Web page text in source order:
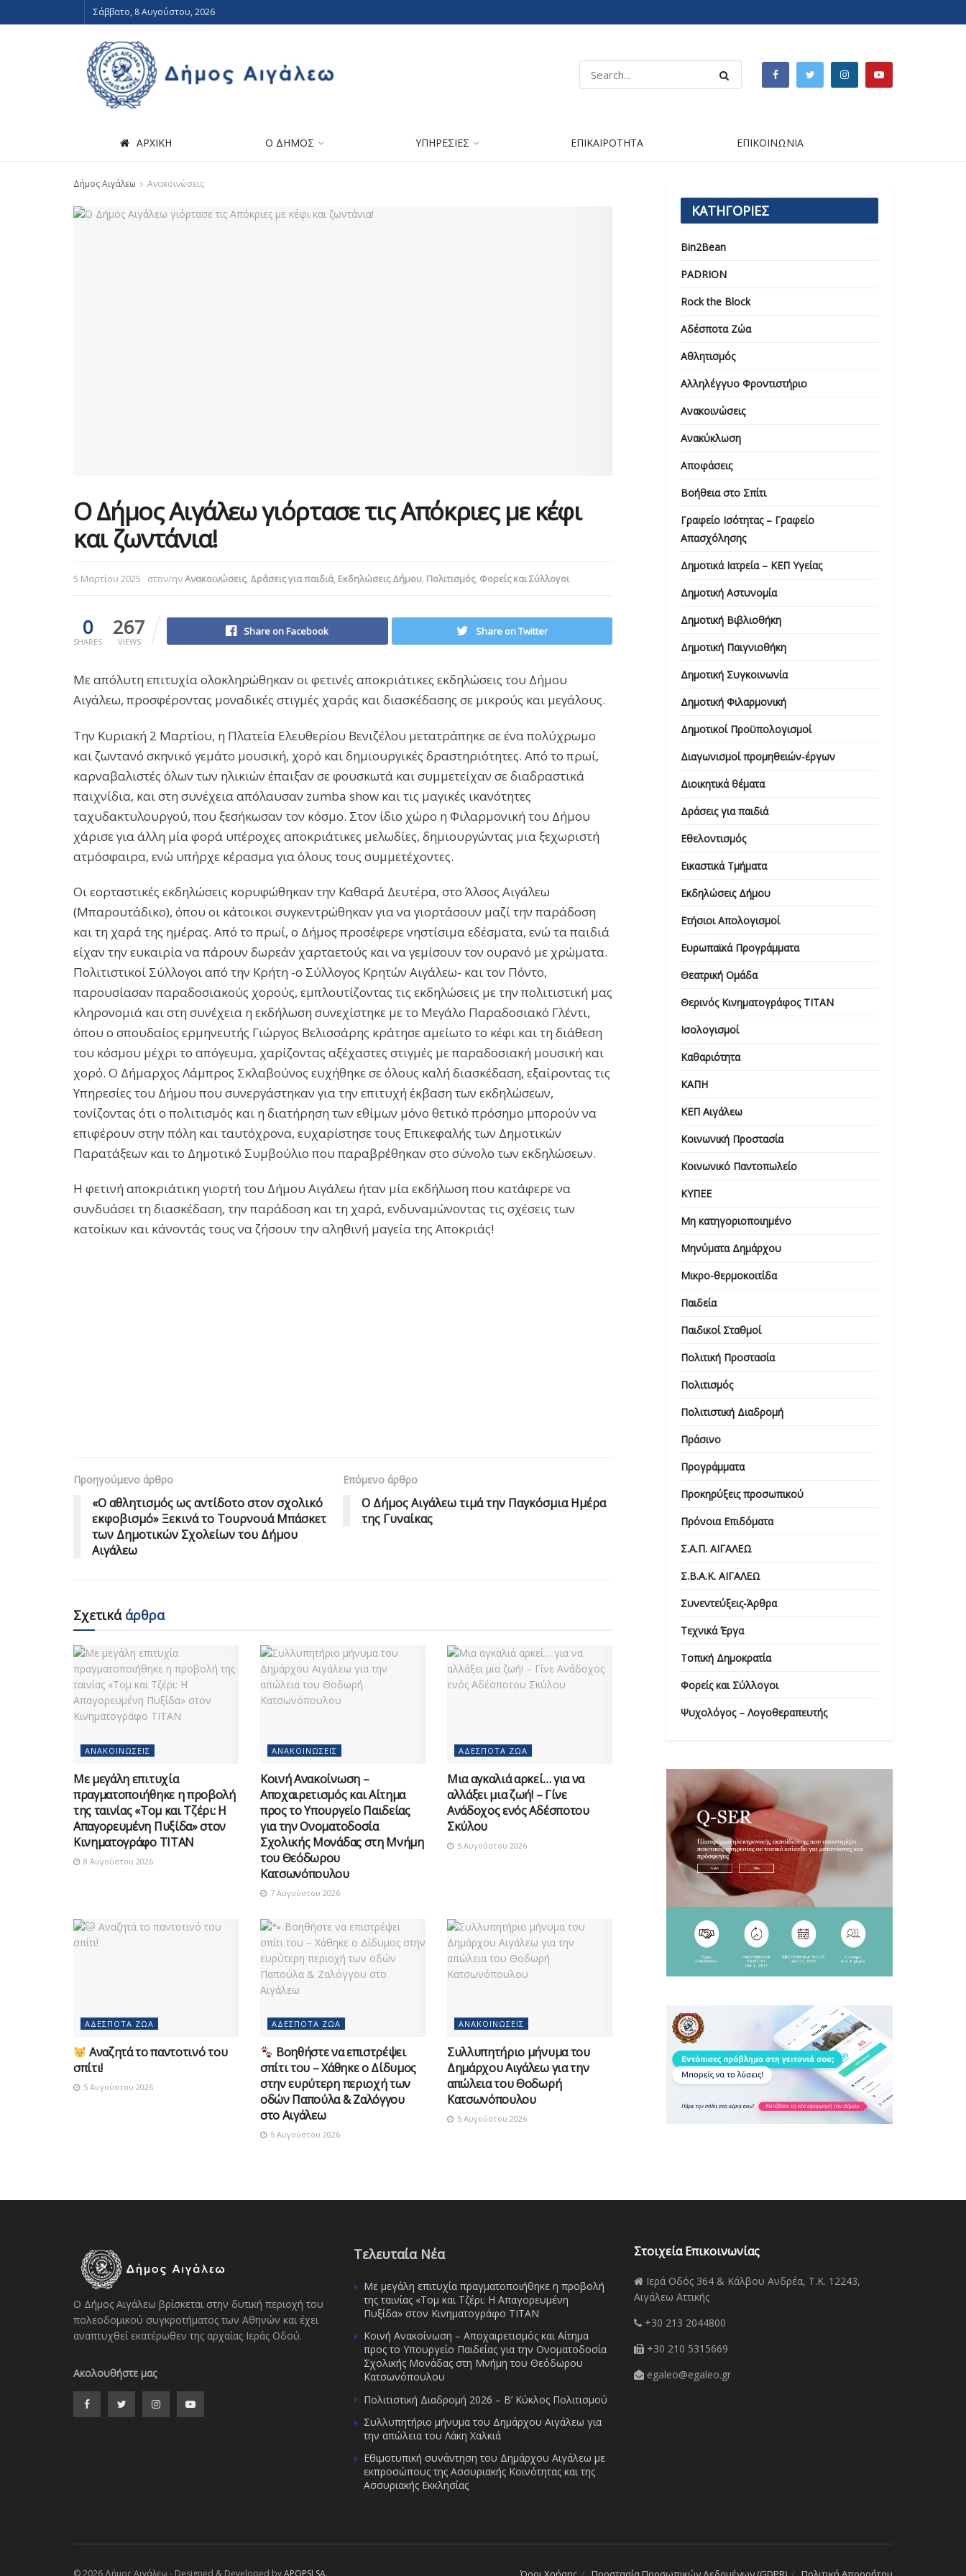
Σάββατο, 8 Αυγούστου, 2026
ΑΡΧΙΚΗ Ο ΔΗΜΟΣ ΥΠΗΡΕΣΙΕΣ ΕΠΙΚΑΙΡΟΤΗΤΑ ΕΠΙΚΟΙΝΩΝΙΑ
Δήμος Αιγάλεω Ανακοινώσεις
Ο Δήμος Αιγάλεω γιόρτασε τις Απόκριες με κέφι
και ζωντάνια!
5 Μαρτίου 2025 στον/ηνΑνακοινώσεις, Δράσεις για παιδιά, Εκδηλώσεις Δήμου, Πολιτισμός, Φορείς και Σύλλογοι
0
SHARES
267
VIEWS
Share on Facebook Share on Twitter
Με απόλυτη επιτυχία ολοκληρώθηκαν οι φετινές αποκριάτικες εκδηλώσεις του Δήμου
Αιγάλεω, προσφέροντας μοναδικές στιγμές χαράς και διασκέδασης σε μικρούς και μεγάλους.
Την Κυριακή 2 Μαρτίου, η Πλατεία Ελευθερίου Βενιζέλου μετατράπηκε σε ένα πολύχρωμο
και ζωντανό σκηνικό γεμάτο μουσική, χορό και δημιουργικές δραστηριότητες. Από το πρωί,
καρναβαλιστές όλων των ηλικιών έπαιξαν σε φουσκωτά και συμμετείχαν σε διαδραστικά
παιχνίδια, και στη συνέχεια απόλαυσαν zumba show και τις μαγικές ικανότητες
ταχυδακτυλουργού, που ξεσήκωσαν τον κόσμο. Στον ίδιο χώρο η Φιλαρμονική του Δήμου
χάρισε για άλλη μία φορά υπέροχες αποκριάτικες μελωδίες, δημιουργώντας μια ξεχωριστή
ατμόσφαιρα, ενώ υπήρχε κέρασμα για όλους τους συμμετέχοντες.
Οι εορταστικές εκδηλώσεις κορυφώθηκαν την Καθαρά Δευτέρα, στο Άλσος Αιγάλεω
(Μπαρουτάδικο), όπου οι κάτοικοι συγκεντρώθηκαν για να γιορτάσουν μαζί την παράδοση
και τη χαρά της ημέρας. Από το πρωί, ο Δήμος προσέφερε νηστίσιμα εδέσματα, ενώ τα παιδιά
είχαν την ευκαιρία να πάρουν δωρεάν χαρταετούς και να γεμίσουν τον ουρανό με χρώματα.
Πολιτιστικοί Σύλλογοι από την Κρήτη -ο Σύλλογος Κρητών Αιγάλεω- και τον Πόντο,
παρουσίασαν παραδοσιακούς χορούς, εμπλουτίζοντας τις εκδηλώσεις με την πολιτιστική μας
κληρονομιά και στη συνέχεια η εκδήλωση συνεχίστηκε με το Μεγάλο Παραδοσιακό Γλέντι,
όπου ο σπουδαίος ερμηνευτής Γιώργος Βελισσάρης κράτησε αμείωτο το κέφι και τη διάθεση
του κόσμου μέχρι το απόγευμα, χαρίζοντας αξέχαστες στιγμές με παραδοσιακή μουσική και
χορό. Ο Δήμαρχος Λάμπρος Σκλαβούνος ευχήθηκε σε όλους καλή διασκέδαση, εξαίροντας τις
Υπηρεσίες του Δήμου που συνεργάστηκαν για την επιτυχή έκβαση των εκδηλώσεων,
τονίζοντας ότι ο πολιτισμός και η διατήρηση των εθίμων μόνο θετικό πρόσημο μπορούν να
επιφέρουν στην πόλη και ταυτόχρονα, ευχαρίστησε τους Επικεφαλής των Δημοτικών
Παρατάξεων και το Δημοτικό Συμβούλιο που παραβρέθηκαν στο σύνολο των εκδηλώσεων.
Η φετινή αποκριάτικη γιορτή του Δήμου Αιγάλεω ήταν μία εκδήλωση που κατάφερε να
συνδυάσει τη διασκέδαση, την παράδοση και τη χαρά, ενδυναμώνοντας τις σχέσεις των
κατοίκων και κάνοντάς τους να ζήσουν την αληθινή μαγεία της Αποκριάς!
Προηγούμενο άρθρο
«Ο αθλητισμός ως αντίδοτο στον σχολικό
εκφοβισμό» Ξεκινά το Τουρνουά Μπάσκετ
των Δημοτικών Σχολείων του Δήμου
Αιγάλεω
Επόμενο άρθρο
Ο Δήμος Αιγάλεω τιμά την Παγκόσμια Ημέρα
της Γυναίκας
Σχετικάάρθρα
ΑΝΑΚΟΙΝΏΣΕΙΣ
Με μεγάλη επιτυχία
πραγματοποιήθηκε η προβολή
της ταινίας «Τομ και Τζέρι: Η
Απαγορευμένη Πυξίδα» στον
Κινηματογράφο ΤΙΤΑΝ
8 Αυγούστου 2026
ΑΝΑΚΟΙΝΏΣΕΙΣ
Κοινή Ανακοίνωση –
Αποχαιρετισμός και Αίτημα
προς το Υπουργείο Παιδείας
για την Ονοματοδοσία
Σχολικής Μονάδας στη Μνήμη
του Θεόδωρου
Κατσωνόπουλου
7 Αυγούστου 2026
ΑΔΈΣΠΟΤΑ ΖΏΑ
Μια αγκαλιά αρκεί… για να
αλλάξει μια ζωή! – Γίνε
Ανάδοχος ενός Αδέσποτου
Σκύλου
5 Αυγούστου 2026
ΑΔΈΣΠΟΤΑ ΖΏΑ
Αναζητά το παντοτινό του
σπίτι!
5 Αυγούστου 2026
ΑΔΈΣΠΟΤΑ ΖΏΑ
Βοηθήστε να επιστρέψει
σπίτι του – Χάθηκε ο Δίδυμος
στην ευρύτερη περιοχή των
οδών Παπούλα & Ζαλόγγου
στο Αιγάλεω
5 Αυγούστου 2026
ΑΝΑΚΟΙΝΏΣΕΙΣ
Συλλυπητήριο μήνυμα του
Δημάρχου Αιγάλεω για την
απώλεια του Θοδωρή
Κατσωνόπουλου
5 Αυγούστου 2026
ΚΑΤΗΓΟΡΙΕΣ
Bin2Bean
PADRION
Rock the Block
Αδέσποτα Ζώα
Αθλητισμός
Αλληλέγγυο Φροντιστήριο
Ανακοινώσεις
Ανακύκλωση
Αποφάσεις
Βοήθεια στο Σπίτι
Γραφείο Ισότητας – Γραφείο
Απασχόλησης
Δημοτικά Ιατρεία – ΚΕΠ Υγείας
Δημοτική Αστυνομία
Δημοτική Βιβλιοθήκη
Δημοτική Παιγνιοθήκη
Δημοτική Συγκοινωνία
Δημοτική Φιλαρμονική
Δημοτικοί Προϋπολογισμοί
Διαγωνισμοί προμηθειών-έργων
Διοικητικά θέματα
Δράσεις για παιδιά
Εθελοντισμός
Εικαστικά Τμήματα
Εκδηλώσεις Δήμου
Ετήσιοι Απολογισμοί
Ευρωπαϊκά Προγράμματα
Θεατρική Ομάδα
Θερινός Κινηματογράφος ΤΙΤΑΝ
Ισολογισμοί
Καθαριότητα
ΚΑΠΗ
ΚΕΠ Αιγάλεω
Κοινωνική Προστασία
Κοινωνικό Παντοπωλείο
ΚΥΠΕΕ
Μη κατηγοριοποιημένο
Μηνύματα Δημάρχου
Μικρο-θερμοκοιτίδα
Παιδεία
Παιδικοί Σταθμοί
Πολιτική Προστασία
Πολιτισμός
Πολιτιστική Διαδρομή
Πράσινο
Προγράμματα
Προκηρύξεις προσωπικού
Πρόνοια Επιδόματα
Σ.Α.Π. ΑΙΓΑΛΕΩ
Σ.Β.Α.Κ. ΑΙΓΑΛΕΩ
Συνεντεύξεις-Άρθρα
Τεχνικά Έργα
Τοπική Δημοκρατία
Φορείς και Σύλλογοι
Ψυχολόγος – Λογοθεραπευτής
Ο Δήμος Αιγάλεω βρίσκεται στην δυτική περιοχή του
πολεοδομικού συγκροτήματος των Αθηνών και έχει
αναπτυχθεί εκατέρωθεν της αρχαίας Ιεράς Οδού.
Ακολουθήστε μας
Τελευταία Νέα
Με μεγάλη επιτυχία πραγματοποιήθηκε η προβολή
της ταινίας «Τομ και Τζέρι: Η Απαγορευμένη
Πυξίδα» στον Κινηματογράφο ΤΙΤΑΝ
Κοινή Ανακοίνωση – Αποχαιρετισμός και Αίτημα
προς το Υπουργείο Παιδείας για την Ονοματοδοσία
Σχολικής Μονάδας στη Μνήμη του Θεόδωρου
Κατσωνόπουλου
Πολιτιστική Διαδρομή 2026 – Β’ Κύκλος Πολιτισμού
Συλλυπητήριο μήνυμα του Δημάρχου Αιγάλεω για
την απώλεια του Λάκη Χαλκιά
Εθιμοτυπική συνάντηση του Δημάρχου Αιγάλεω με
εκπροσώπους της Ασσυριακής Κοινότητας και της
Ασσυριακής Εκκλησίας
Στοιχεία Επικοινωνίας
Ιερά Οδός 364 & Κάλβου Ανδρέα, Τ.Κ. 12243,
Αιγάλεω Αττικής
+30 213 2044800
+30 210 5315669
egaleo@egaleo.gr